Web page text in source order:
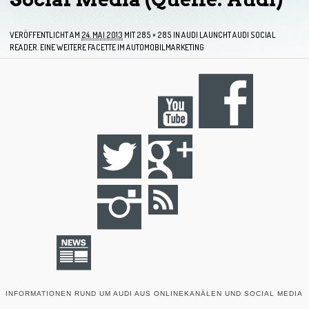
VERÖFFENTLICHT AM 24. MAI 2013 MIT285 × 285 IN AUDI LAUNCHT AUDI SOCIAL
READER. EINE WEITERE FACETTE IM AUTOMOBILMARKETING
INFORMATIONEN RUND UM AUDI AUS ONLINEKANÄLEN UND SOCIAL MEDIA